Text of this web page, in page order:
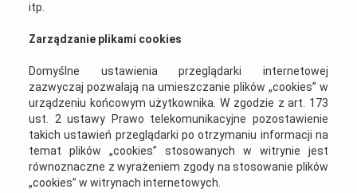
itp.
Zarządzanie plikami cookies
Domyślne ustawienia przeglądarki internetowej
zazwyczaj pozwalają na umieszczanie plików „cookies” w
urządzeniu końcowym użytkownika. W zgodzie z art. 173
ust. 2 ustawy Prawo telekomunikacyjne pozostawienie
takich ustawień przeglądarki po otrzymaniu informacji na
temat plików „cookies” stosowanych w witrynie jest
równoznaczne z wyrażeniem zgody na stosowanie plików
„cookies” w witrynach internetowych.